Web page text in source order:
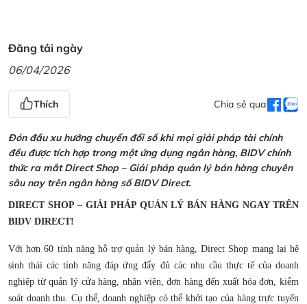
Đăng tải ngày
06/04/2026
Thích Chia sẻ qua
Đón đầu xu hướng chuyển đổi số khi mọi giải pháp tài chính
đều được tích hợp trong một ứng dụng ngân hàng, BIDV chính
thức ra mắt Direct Shop – Giải pháp quản lý bán hàng chuyên
sâu nay trên ngân hàng số BIDV Direct.
DIRECT SHOP – GIẢI PHÁP QUẢN LÝ BÁN HÀNG NGAY TRÊN
BIDV DIRECT!
Với hơn 60 tính năng hỗ trợ quản lý bán hàng, Direct Shop mang lại hệ
sinh thái các tính năng đáp ứng đẩy đủ các nhu cầu thực tế của doanh
nghiệp từ quản lý cửa hàng, nhân viên, đơn hàng đến xuất hóa đơn, kiểm
soát doanh thu. Cụ thể, doanh nghiệp có thể khởi tạo của hàng trực tuyến